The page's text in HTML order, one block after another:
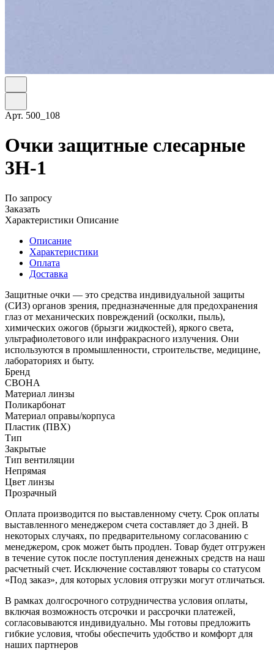
Арт. 500_108
Очки защитные слесарные
3Н-1
По запросу
Заказать
Характеристики Описание
Описание
Характеристики
Оплата
Доставка
Защитные очки — это средства индивидуальной защиты
(СИЗ) органов зрения, предназначенные для предохранения
глаз от механических повреждений (осколки, пыль),
химических ожогов (брызги жидкостей), яркого света,
ультрафиолетового или инфракрасного излучения. Они
используются в промышленности, строительстве, медицине,
лабораториях и быту.
Бренд
СВОНА
Материал линзы
Поликарбонат
Материал оправы/корпуса
Пластик (ПВХ)
Тип
Закрытые
Тип вентиляции
Непрямая
Цвет линзы
Прозрачный
Оплата производится по выставленному счету. Срок оплаты
выставленного менеджером счета составляет до 3 дней. В
некоторых случаях, по предварительному согласованию с
менеджером, срок может быть продлен. Товар будет отгружен
в течение суток после поступления денежных средств на наш
расчетный счет. Исключение составляют товары со статусом
«Под заказ», для которых условия отгрузки могут отличаться.
В рамках долгосрочного сотрудничества условия оплаты,
включая возможность отсрочки и рассрочки платежей,
согласовываются индивидуально. Мы готовы предложить
гибкие условия, чтобы обеспечить удобство и комфорт для
наших партнеров